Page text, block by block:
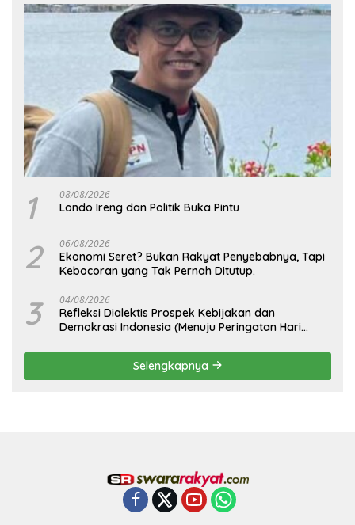
1 08/08/2026
Londo Ireng dan Politik Buka Pintu
2 06/08/2026
Ekonomi Seret? Bukan Rakyat Penyebabnya, Tapi
Kebocoran yang Tak Pernah Ditutup.
3 04/08/2026
Refleksi Dialektis Prospek Kebijakan dan
Demokrasi Indonesia (Menuju Peringatan Hari
Selengkapnya